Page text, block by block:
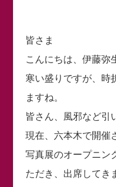
皆さま
こんにちは、伊藤弥
寒い盛りですが、時
ますね。
皆さん、風邪など引
現在、六本木で開催
写真展のオープニン
ただき、出席してき